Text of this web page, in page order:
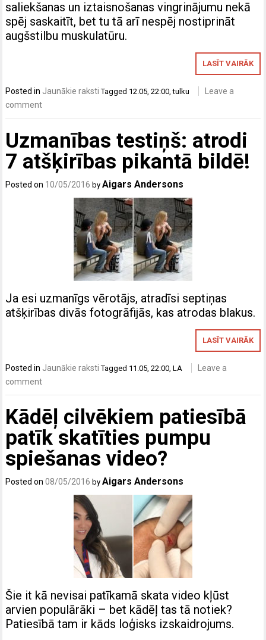
saliekšanas un iztaisnošanas vingrinājumu nekā
spēj saskaitīt, bet tu tā arī nespēj nostiprināt
augšstilbu muskulatūru.
LASĪT VAIRĀK
Posted in Jaunākie raksti Tagged 12.05,22:00,tulku
Leave a
comment
Uzmanības testiņš: atrodi
7 atšķirības pikantā bildē!
Posted on 10/05/2016 byAigars Andersons
Ja esi uzmanīgs vērotājs, atradīsi septiņas
atšķirības divās fotogrāfijās, kas atrodas blakus.
LASĪT VAIRĀK
Posted in Jaunākie raksti Tagged 11.05 ,22:00 ,LA
Leave a
comment
Kādēļ cilvēkiem patiesībā
patīk skatīties pumpu
spiešanas video?
Posted on08/05/2016 byAigars Andersons
Šie it kā nevisai patīkamā skata video kļūst
arvien populārāki – bet kādēļ tas tā notiek?
Patiesībā tam ir kāds loģisks izskaidrojums.